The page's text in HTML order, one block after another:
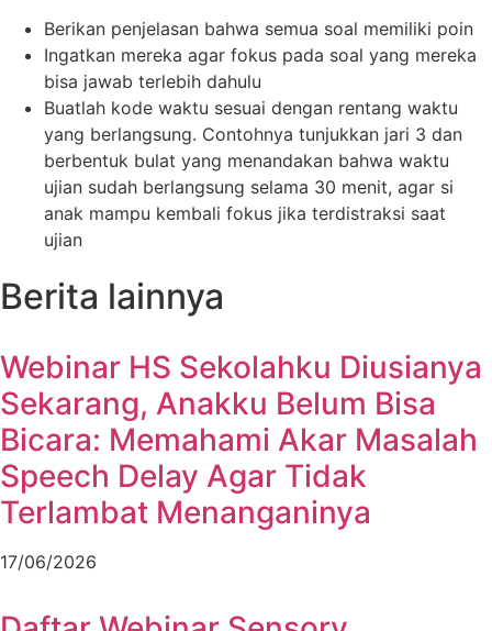
Berikan penjelasan bahwa semua soal memiliki poin
Ingatkan mereka agar fokus pada soal yang mereka
bisa jawab terlebih dahulu
Buatlah kode waktu sesuai dengan rentang waktu
yang berlangsung. Contohnya tunjukkan jari 3 dan
berbentuk bulat yang menandakan bahwa waktu
ujian sudah berlangsung selama 30 menit, agar si
anak mampu kembali fokus jika terdistraksi saat
ujian
Berita lainnya
Webinar HS Sekolahku Diusianya
Sekarang, Anakku Belum Bisa
Bicara: Memahami Akar Masalah
Speech Delay Agar Tidak
Terlambat Menanganinya
17/06/2026